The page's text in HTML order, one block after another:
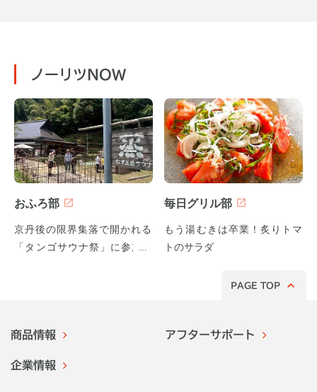
ノーリツNOW
おふろ部
京丹後の限界集落で開かれる
「タンゴサウナ祭」に参加し
毎日グリル部
もう湯むきは卒業！炙りトマ
トのサラダ
PAGE TOP
商品情報 アフターサポート
企業情報